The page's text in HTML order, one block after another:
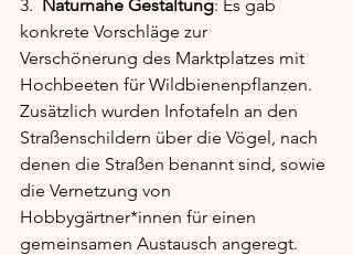
3. Naturnahe Gestaltung: Es gab
konkrete Vorschläge zur
Verschönerung des Marktplatzes mit
Hochbeeten für Wildbienenpflanzen.
Zusätzlich wurden Infotafeln an den
Straßenschildern über die Vögel, nach
denen die Straßen benannt sind, sowie
die Vernetzung von
Hobbygärtner*innen für einen
gemeinsamen Austausch angeregt.